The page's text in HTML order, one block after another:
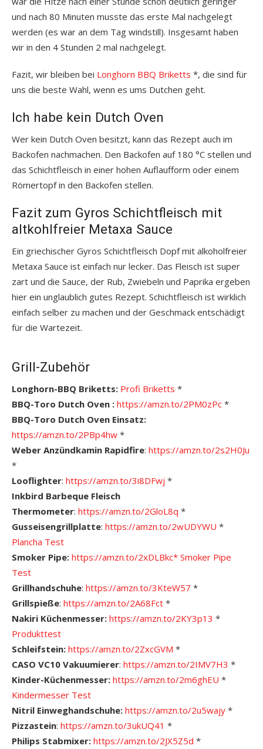
und nach 80 Minuten musste das erste Mal nachgelegt
werden (es war an dem Tag windstill). Insgesamt haben
wir in den 4 Stunden 2 mal nachgelegt.
Fazit, wir bleiben bei Longhorn BBQ Briketts *, die sind für
uns die beste Wahl, wenn es ums Dutchen geht.
Ich habe kein Dutch Oven
Wer kein Dutch Oven besitzt, kann das Rezept auch im
Backofen nachmachen. Den Backofen auf 180 °C stellen und
das Schichtfleisch in einer hohen Auflaufform oder einem
Römertopf in den Backofen stellen.
Fazit zum Gyros Schichtfleisch mit
altkohlfreier Metaxa Sauce
Ein griechischer Gyros Schichtfleisch Dopf mit alkoholfreier
Metaxa Sauce ist einfach nur lecker. Das Fleisch ist super
zart und die Sauce, der Rub, Zwiebeln und Paprika ergeben
hier ein unglaublich gutes Rezept. Schichtfleisch ist wirklich
einfach selber zu machen und der Geschmack entschädigt
für die Wartezeit.
Grill-Zubehör
Longhorn-BBQ Briketts: Profi Briketts *
BBQ-Toro Dutch Oven : https://amzn.to/2PM0zPc *
BBQ-Toro Dutch Oven Einsatz:
https://amzn.to/2PBp4hw *
Weber Anzündkamin Rapidfire: https://amzn.to/2s2H0Ju
*
Looflighter: https://amzn.to/3i8DFwj *
Inkbird Barbeque Fleisch
Thermometer: https://amzn.to/2GloL8q *
Gusseisengrillplatte: https://amzn.to/2wUDYWU *
Plancha Test
Smoker Pipe: https://amzn.to/2xDLBkc* Smoker Pipe
Test
Grillhandschuhe: https://amzn.to/3KteW57 *
Grillspieße: https://amzn.to/2A68Fct *
Nakiri Küchenmesser: https://amzn.to/2KY3p13 *
Produkttest
Schleifstein: https://amzn.to/2ZxcGVM *
CASO VC10 Vakuumierer: https://amzn.to/2IMV7H3 *
Kinder-Küchenmesser: https://amzn.to/2m6ghEU *
Kindermesser Test
Nitril Einweghandschuhe: https://amzn.to/2u5wajy *
Pizzastein: https://amzn.to/3ukUQ41 *
Philips Stabmixer: https://amzn.to/2JX5Z5d *